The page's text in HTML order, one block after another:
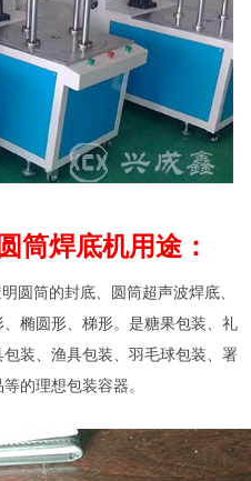
筒焊底机用途：
圆筒的封底、圆筒超声波焊底、
椭圆形、梯形。是糖果包装、礼
装、渔具包装、羽毛球包装、署
的理想包装容器。